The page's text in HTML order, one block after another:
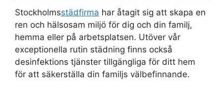
Stockholmsstädfirma har åtagit sig att skapa en
ren och hälsosam miljö för dig och din familj,
hemma eller på arbetsplatsen. Utöver vår
exceptionella rutin städning finns också
desinfektions tjänster tillgängliga för ditt hem
för att säkerställa din familjs välbefinnande.